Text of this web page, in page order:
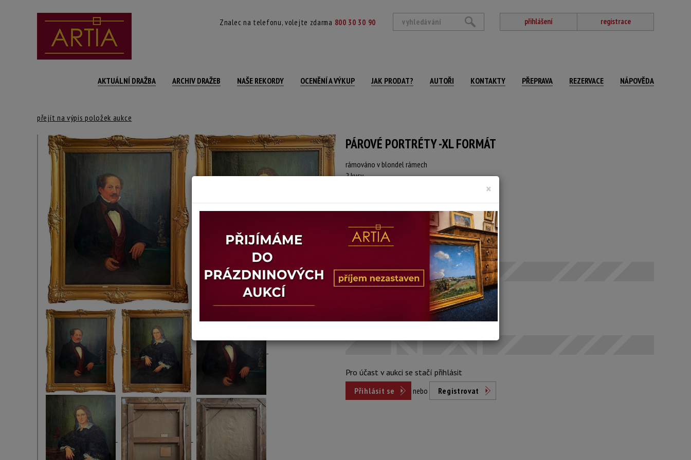
Znalec na telefonu, volejte zdarma 800 30 30 90 přihlášení registrace
AKTUÁLNÍ DRAŽBA ARCHIV DRAŽEB NAŠE REKORDY OCENĚNÍ A VÝKUP JAK PRODAT? AUTOŘI KONTAKTY PŘEPRAVA REZERVACE NÁPOVĚDA
přejít na výpis položek aukce
PÁROVÉ PORTRÉTY -XL FORMÁT
rámováno v blondel rámech
2 kusy
Šířka: 80 cm, výška: 102 cm, rámování: 122 x 101 cm
Konec dražby:18.06.2026 20:05 SELČ
Dosažená cena:neprodáno
Pro účast v aukci se stačí přihlásit
Přihlásit se
nebo Registrovat
×